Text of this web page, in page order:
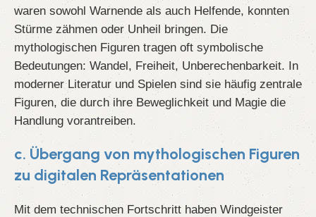
waren sowohl Warnende als auch Helfende, konnten
Stürme zähmen oder Unheil bringen. Die
mythologischen Figuren tragen oft symbolische
Bedeutungen: Wandel, Freiheit, Unberechenbarkeit. In
moderner Literatur und Spielen sind sie häufig zentrale
Figuren, die durch ihre Beweglichkeit und Magie die
Handlung vorantreiben.
c. Übergang von mythologischen Figuren
zu digitalen Repräsentationen
Mit dem technischen Fortschritt haben Windgeister